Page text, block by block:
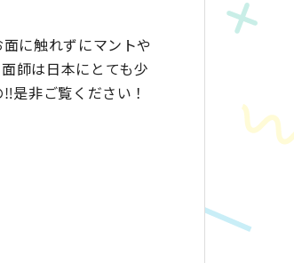
に触れずにマントや
師は日本にとても少
是非ご覧ください！